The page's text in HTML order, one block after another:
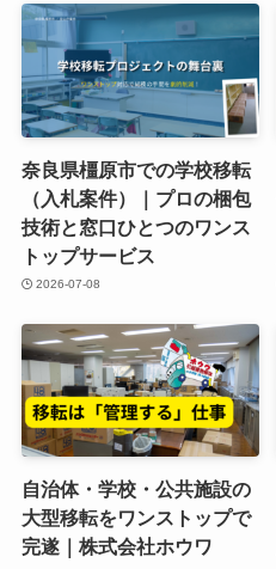
奈良県橿原市での学校移転
（入札案件）｜プロの梱包
技術と窓口ひとつのワンス
トップサービス
2026-07-08
自治体・学校・公共施設の
大型移転をワンストップで
完遂｜株式会社ホウワ